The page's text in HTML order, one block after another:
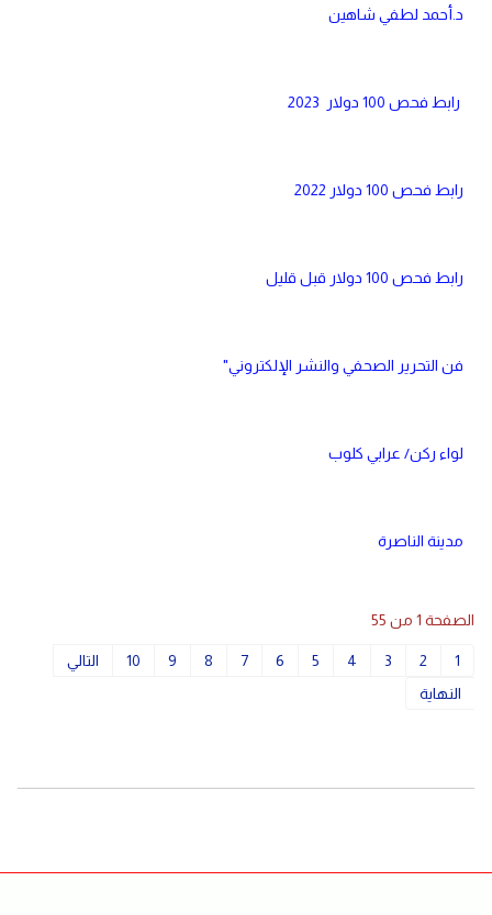
د.أحمد لطفي شاهين
رابط فحص 100 دولار 2023
رابط فحص 100 دولار 2022
رابط فحص 100 دولار قبل قليل
فن التحرير الصحفي والنشر الإلكتروني"
لواء ركن/ عرابي كلوب
مدينة الناصرة
الصفحة 1 من 55
1
2
3
4
5
6
7
8
9
10
التالي
النهاية